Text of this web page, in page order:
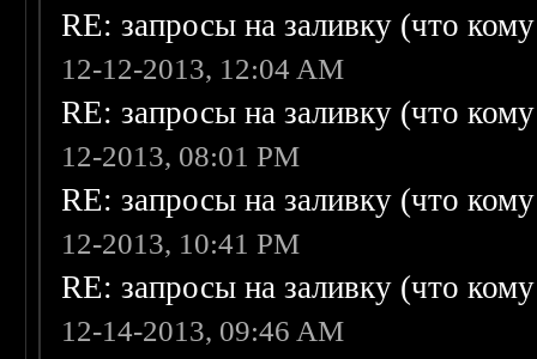
RE: запросы на заливку (что
12-12-2013, 12:04 AM
RE: запросы на заливку (что
12-2013, 08:01 PM
RE: запросы на заливку (что
12-2013, 10:41 PM
RE: запросы на заливку (что
12-14-2013, 09:46 AM